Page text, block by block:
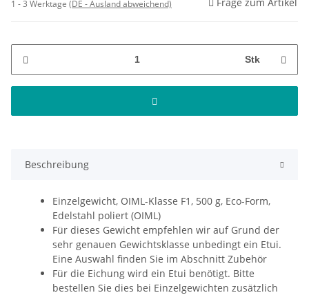
1 - 3 Werktage (DE - Ausland abweichend)
Stk
Beschreibung
Einzelgewicht, OIML-Klasse F1, 500 g, Eco-Form,
Edelstahl poliert (OIML)
Für dieses Gewicht empfehlen wir auf Grund der
sehr genauen Gewichtsklasse unbedingt ein Etui.
Eine Auswahl finden Sie im Abschnitt Zubehör
Für die Eichung wird ein Etui benötigt. Bitte
bestellen Sie dies bei Einzelgewichten zusätzlich